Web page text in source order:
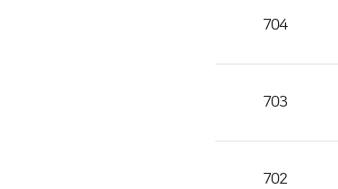
로
제
704
703
702